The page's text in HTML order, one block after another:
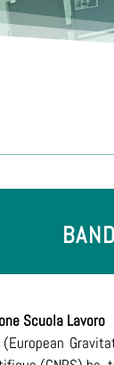
Scuola Lavoro
(European